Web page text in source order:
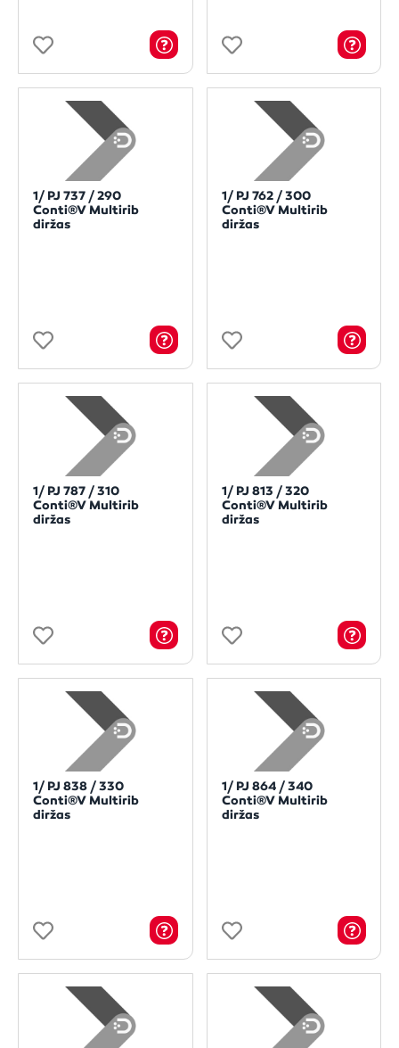
1/ PJ 737 / 290
Conti®V Multirib
diržas
1/ PJ 762 / 300
Conti®V Multirib
diržas
1/ PJ 787 / 310
Conti®V Multirib
diržas
1/ PJ 813 / 320
Conti®V Multirib
diržas
1/ PJ 838 / 330
Conti®V Multirib
diržas
1/ PJ 864 / 340
Conti®V Multirib
diržas